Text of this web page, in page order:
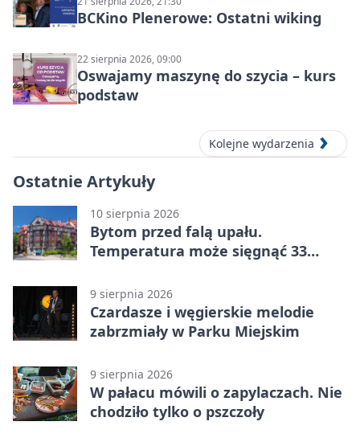
BCKino Plenerowe: Ostatni wiking
22 sierpnia 2026, 09:00
Oswajamy maszynę do szycia – kurs
podstaw
Kolejne wydarzenia
Ostatnie Artykuły
10 sierpnia 2026
Bytom przed falą upału.
Temperatura może sięgnąć 33
9 sierpnia 2026
Czardasze i węgierskie melodie
zabrzmiały w Parku Miejskim
9 sierpnia 2026
W pałacu mówili o zapylaczach. Nie
chodziło tylko o pszczoły